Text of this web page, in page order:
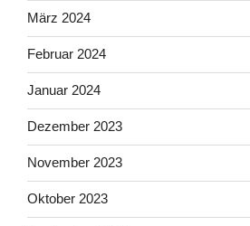
März 2024
Februar 2024
Januar 2024
Dezember 2023
November 2023
Oktober 2023